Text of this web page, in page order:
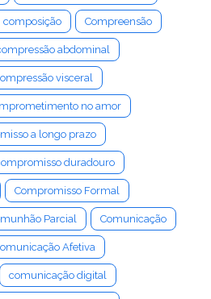
composição Compreensão
abdominal
visceral
no amor
a longo prazo
duradouro
Compromisso Formal
Parcial Comunicação
Afetiva
comunicação digital